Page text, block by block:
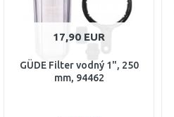
17,90 EUR
GÜDE Filter vodný 1", 250
mm, 94462